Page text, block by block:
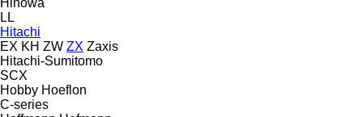
LL
Hitachi
EX KH ZW ZX Zaxis
Hitachi-Sumitomo
SCX
Hobby Hoeflon
C-series